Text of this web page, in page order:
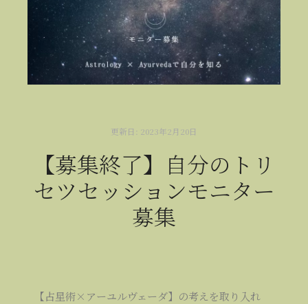
更新日: 2023年2月20日
【募集終了】自分のトリ
セツセッションモニター
募集
【占星術×アーユルヴェーダ】の考えを取り入れ